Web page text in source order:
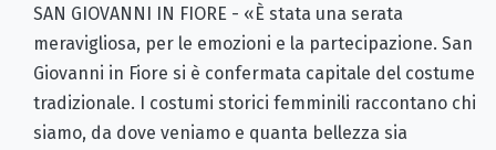
SAN GIOVANNI IN FIORE - «È stata una serata
meravigliosa, per le emozioni e la partecipazione. San
Giovanni in Fiore si è confermata capitale del costume
tradizionale. I costumi storici femminili raccontano chi
siamo, da dove veniamo e quanta bellezza sia